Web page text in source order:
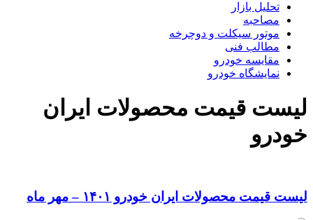
تحلیل بازار
مصاحبه
موتور سیکلت و دوچرخه
مطالب فنی
مقایسه خودرو
نمایشگاه خودرو
لیست قیمت محصولات ایران
خودرو
لیست قیمت محصولات ایران خودرو ۱۴۰۱ – مهر ماه